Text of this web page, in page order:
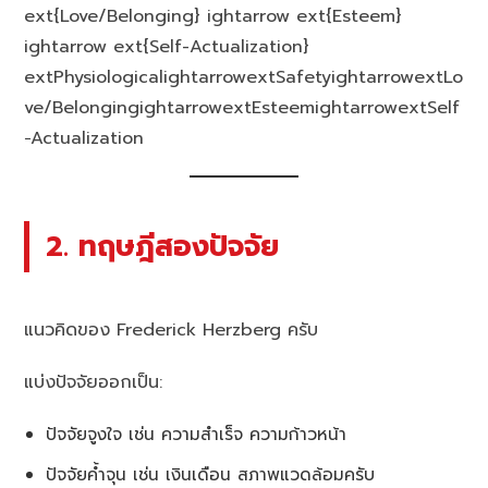
ext{Love/Belonging} ightarrow ext{Esteem}
ightarrow ext{Self-Actualization}
extPhysiologicalightarrowextSafetyightarrowextLo
ve/BelongingightarrowextEsteemightarrowextSelf
−Actualization
2. ทฤษฎีสองปัจจัย
แนวคิดของ Frederick Herzberg ครับ
แบ่งปัจจัยออกเป็น:
ปัจจัยจูงใจ เช่น ความสำเร็จ ความก้าวหน้า
ปัจจัยค้ำจุน เช่น เงินเดือน สภาพแวดล้อมครับ